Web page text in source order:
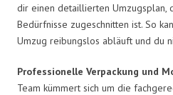
dir einen detaillierten Umzugsplan,
Bedürfnisse zugeschnitten ist. So
Umzug reibungslos abläuft und du
Professionelle Verpackung und
Team kümmert sich um die